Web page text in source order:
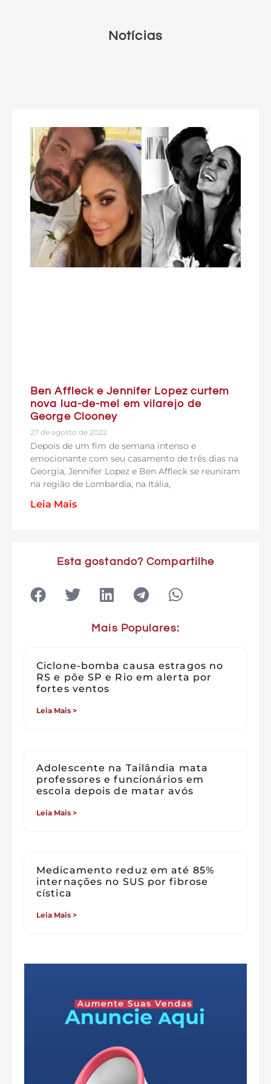
Notícias
Ben Affleck e Jennifer Lopez curtem
nova lua-de-mel em vilarejo de
George Clooney
27 de agosto de 2022
Depois de um fim de semana intenso e
emocionante com seu casamento de três dias na
Georgia, Jennifer Lopez e Ben Affleck se reuniram
na região de Lombardia, na Itália,
Leia Mais
Esta gostando? Compartilhe
Mais Populares:
Ciclone-bomba causa estragos no
RS e põe SP e Rio em alerta por
fortes ventos
Leia Mais >
Adolescente na Tailândia mata
professores e funcionários em
escola depois de matar avós
Leia Mais >
Medicamento reduz em até 85%
internações no SUS por fibrose
cística
Leia Mais >